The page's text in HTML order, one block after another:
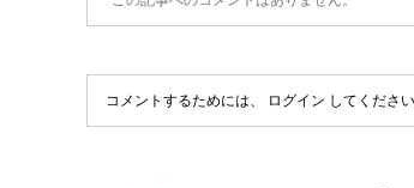
コメントするためには、 ログイン してください